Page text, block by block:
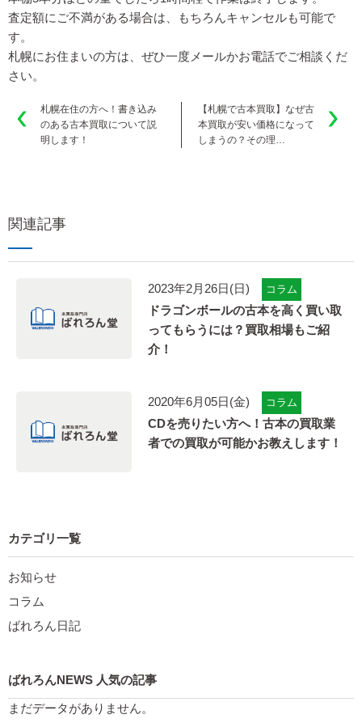
査定額にご不満がある場合は、もちろんキャンセルも可能で
す。
札幌にお住まいの方は、ぜひ一度メールかお電話でご相談くだ
さい。
札幌在住の方へ！書き込み
のある古本買取について説
明します！
【札幌で古本買取】なぜ古
本買取が安い価格になって
しまうの？その理…
関連記事
2023年2月26日(日) コラム
ドラゴンボールの古本を高く買い取
ってもらうには？買取相場もご紹
介！
2020年6月05日(金) コラム
CDを売りたい方へ！古本の買取業
者での買取が可能かお教えします！
カテゴリ一覧
お知らせ
コラム
ばれろん日記
ばれろんNEWS 人気の記事
まだデータがありません。